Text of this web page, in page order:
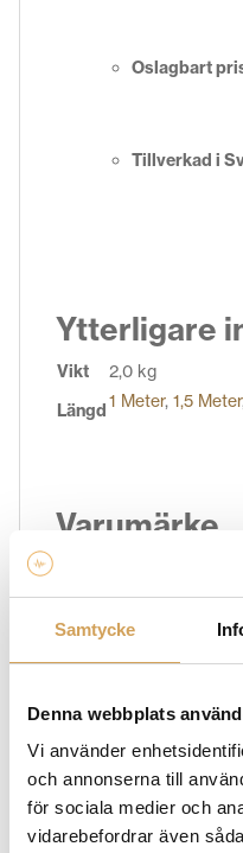
Samtycke
Denna webbplats
Vi använder
och annonserna till
för sociala medier och
vidarebefordrar även
Oslagbart
Tillverkad i
Ytterligare
Vikt
2,0 kg
Längd1 Meter, 1,5 Meter
Varumärke
Supra Cables är ett
högkvalitativa
engagemang för att
ledande tillverkare inom
använder noggrant
tillverkningsmetoder
exakt överföring av
konstruerade med